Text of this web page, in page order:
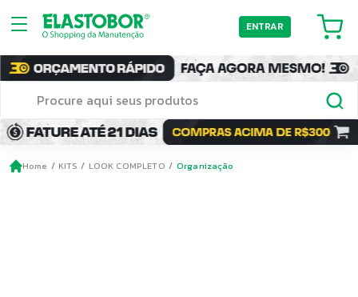
ENTRAR
Home KITS LOOK COMPLETO Organização